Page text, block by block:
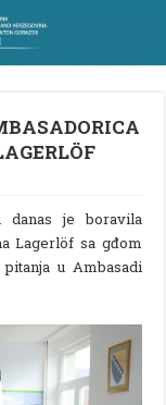
danas je boravila
Lagerlöf sa gđom
u Ambasadi